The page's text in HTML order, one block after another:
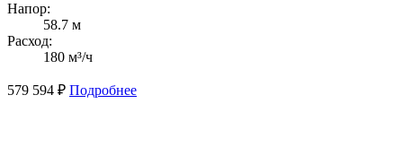
Напор:
58.7 м
Расход:
180 м³/ч
579 594 ₽ Подробнее